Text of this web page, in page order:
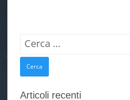
per:
Articoli recenti